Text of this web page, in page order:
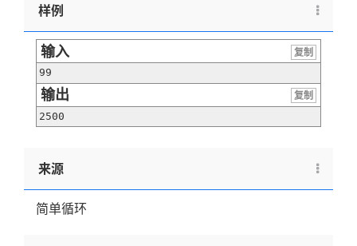
样例
输入
复制
99
输出
复制
2500
来源
简单循环